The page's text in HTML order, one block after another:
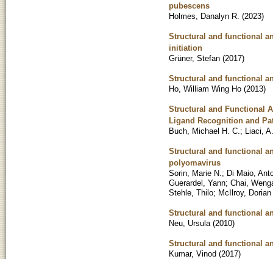
pubescens
Holmes, Danalyn R. (2023)
Structural and functional
initiation
Grüner, Stefan (2017)
Structural and functional
Ho, William Wing Ho (2013)
Structural and Functional
Ligand Recognition and
Buch, Michael H. C. ; Liaci,
Structural and functional
polyomavirus
Sorin, Marie N. ; Di Maio,
Guerardel, Yann; Chai,
Stehle, Thilo; McIlroy, Dorian
Structural and functional
Neu, Ursula (2010)
Structural and functional
Kumar, Vinod (2017)